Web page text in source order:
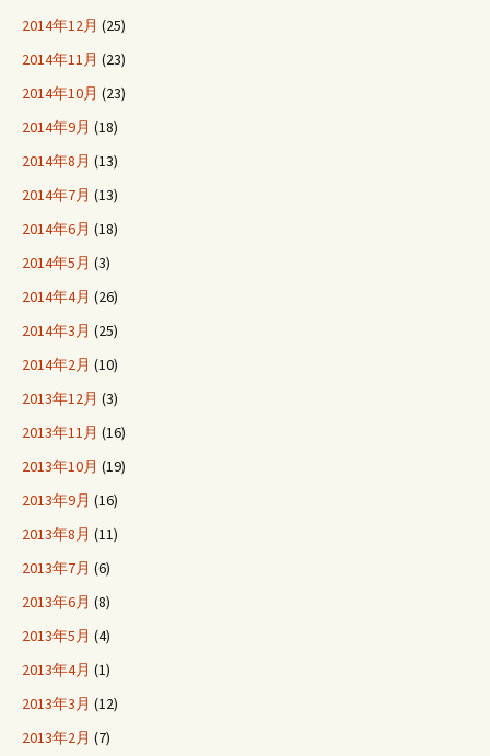
2014年12月 (25)
2014年11月 (23)
2014年10月 (23)
2014年9月 (18)
2014年8月 (13)
2014年7月 (13)
2014年6月 (18)
2014年5月 (3)
2014年4月 (26)
2014年3月 (25)
2014年2月 (10)
2013年12月 (3)
2013年11月 (16)
2013年10月 (19)
2013年9月 (16)
2013年8月 (11)
2013年7月 (6)
2013年6月 (8)
2013年5月 (4)
2013年4月 (1)
2013年3月 (12)
2013年2月 (7)